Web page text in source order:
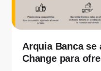
Arquia Banca se
Change para